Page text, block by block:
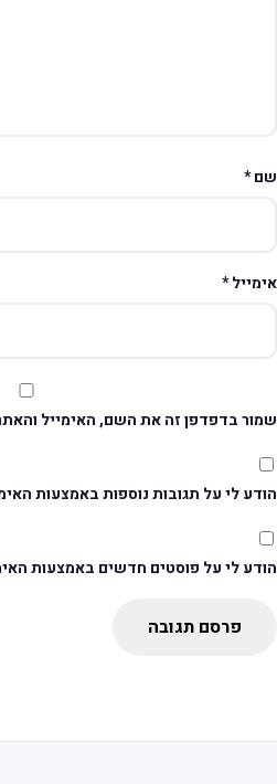
*
*
בדפדפן זה את השם, האימייל
לי על תגובות נוספות באמצעות
לי על פוסטים חדשים באמצעות
פרסם תגובה